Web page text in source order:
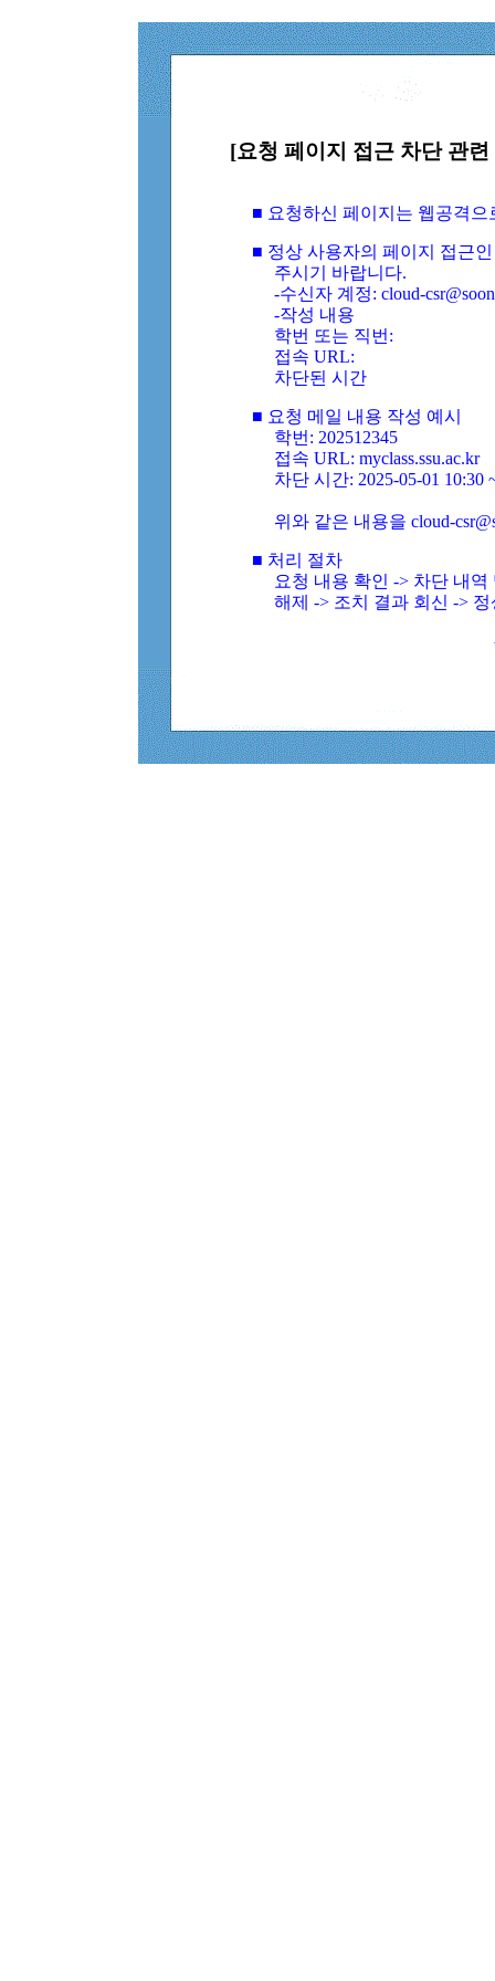
[요청 페이지 접근 차단 관
■ 요청하신 페이지는 웹공격
■ 정상 사용자의 페이지 접근
주시기 바랍니다.
-수신자 계정: cloud-
-작성 내용
학번 또는 직번:
접속 URL:
차단된 시간
■ 요청 메일 내용 작성 예시
학번: 202512345
접속 URL: myclass.ssu.ac.kr
차단 시간: 2025-05-01 10:30
위와 같은 내용을 cloud-
■ 처리 절차
요청 내용 확인 -> 차단 내
해제 -> 조치 결과 회신 ->